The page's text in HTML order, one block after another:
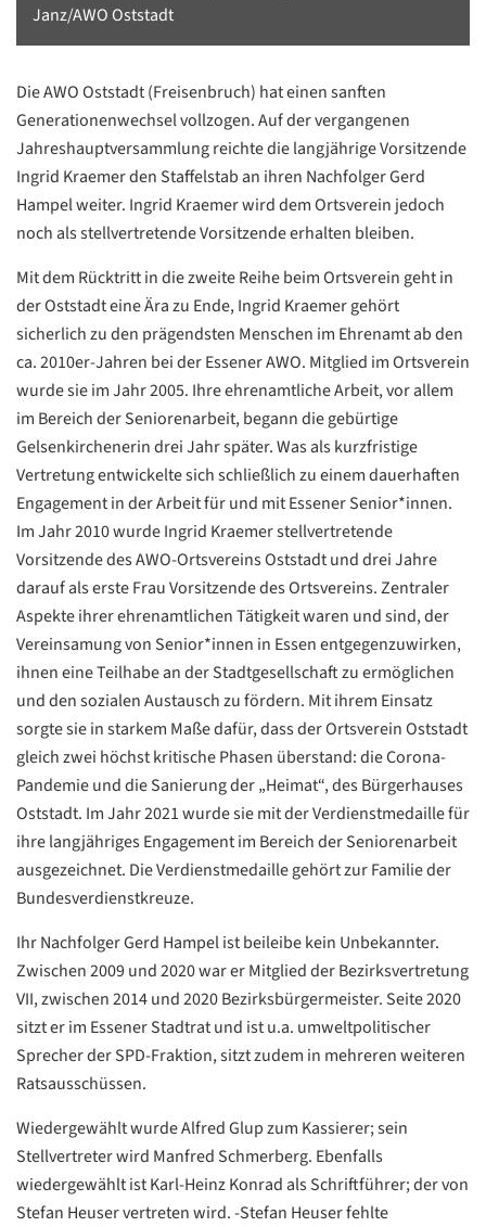
Janz/AWO Oststadt
Die AWO Oststadt (Freisenbruch) hat einen sanften
Generationenwechsel vollzogen. Auf der vergangenen
Jahreshauptversammlung reichte die langjährige Vorsitzende
Ingrid Kraemer den Staffelstab an ihren Nachfolger Gerd
Hampel weiter. Ingrid Kraemer wird dem Ortsverein jedoch
noch als stellvertretende Vorsitzende erhalten bleiben.
Mit dem Rücktritt in die zweite Reihe beim Ortsverein geht in
der Oststadt eine Ära zu Ende, Ingrid Kraemer gehört
sicherlich zu den prägendsten Menschen im Ehrenamt ab den
ca. 2010er-Jahren bei der Essener AWO. Mitglied im Ortsverein
wurde sie im Jahr 2005. Ihre ehrenamtliche Arbeit, vor allem
im Bereich der Seniorenarbeit, begann die gebürtige
Gelsenkirchenerin drei Jahr später. Was als kurzfristige
Vertretung entwickelte sich schließlich zu einem dauerhaften
Engagement in der Arbeit für und mit Essener Senior*innen.
Im Jahr 2010 wurde Ingrid Kraemer stellvertretende
Vorsitzende des AWO-Ortsvereins Oststadt und drei Jahre
darauf als erste Frau Vorsitzende des Ortsvereins. Zentraler
Aspekte ihrer ehrenamtlichen Tätigkeit waren und sind, der
Vereinsamung von Senior*innen in Essen entgegenzuwirken,
ihnen eine Teilhabe an der Stadtgesellschaft zu ermöglichen
und den sozialen Austausch zu fördern. Mit ihrem Einsatz
sorgte sie in starkem Maße dafür, dass der Ortsverein Oststadt
gleich zwei höchst kritische Phasen überstand: die Corona-
Pandemie und die Sanierung der „Heimat“, des Bürgerhauses
Oststadt. Im Jahr 2021 wurde sie mit der Verdienstmedaille für
ihre langjähriges Engagement im Bereich der Seniorenarbeit
ausgezeichnet. Die Verdienstmedaille gehört zur Familie der
Bundesverdienstkreuze.
Ihr Nachfolger Gerd Hampel ist beileibe kein Unbekannter.
Zwischen 2009 und 2020 war er Mitglied der Bezirksvertretung
VII, zwischen 2014 und 2020 Bezirksbürgermeister. Seite 2020
sitzt er im Essener Stadtrat und ist u.a. umweltpolitischer
Sprecher der SPD-Fraktion, sitzt zudem in mehreren weiteren
Ratsausschüssen.
Wiedergewählt wurde Alfred Glup zum Kassierer; sein
Stellvertreter wird Manfred Schmerberg. Ebenfalls
wiedergewählt ist Karl-Heinz Konrad als Schriftführer; der von
Stefan Heuser vertreten wird. -Stefan Heuser fehlte
Datenschutzerklärung
ZURÜCK
Datenschutzerklärung
Google
Datenschutzerklärung
/
Translate
ZURÜCK